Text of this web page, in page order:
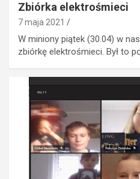
Zbiórka elektrośmieci
7 maja 2021
W miniony piątek (30.04) w
zbiórkę elektrośmieci. Był to